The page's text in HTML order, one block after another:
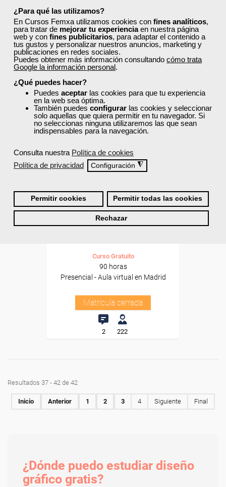
¿Para qué las utilizamos?
En Cursos Femxa utilizamos cookies con fines analíticos,
para tratar de mejorar tu experienciaen nuestra página
web y con fines publicitarios, para adaptar el contenido a
tus gustos y personalizar nuestros anuncios, marketing y
publicaciones en redes sociales.
Puedes obtener más información consultando cómo trata
Google la información personal.
¿Qué puedes hacer?
Puedes aceptar las cookies para que tu experiencia
en la web sea óptima.
También puedes configurar las cookies y seleccionar
solo aquellas que quiera permitir en tu navegador. Si
no seleccionas ninguna utilizaremos las que sean
indispensables para la navegación.
Consulta nuestra Política de cookies
Política de privacidad
Configuración ◮
Permitir cookies Permitir todas las cookies
Rechazar
8 250
AULA VIRTUAL
Cursos Femxa
Publicación de páginas web
Curso Gratuito
90 horas
Presencial - Aula virtual en Madrid
Matrícula cerrada
2 222
Resultados 37 - 42 de 42
Inicio Anterior 1 2 3 4 Siguiente Final
¿Dónde puedo estudiar diseño
gráfico gratis?